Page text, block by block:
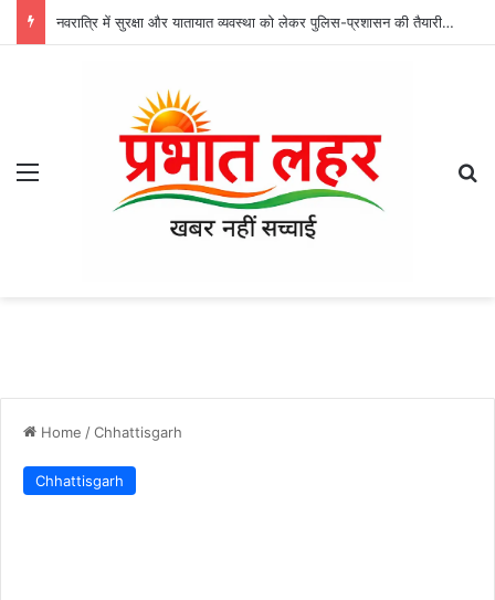
नवरात्रि में सुरक्षा और यातायात व्यवस्था को लेकर पुलिस-प्रशासन की तैयारी तेज, दुर्गा उत्सव समितियों के साथ हुई बैठक
Menu
Home /Chhattisgarh
Chhattisgarh